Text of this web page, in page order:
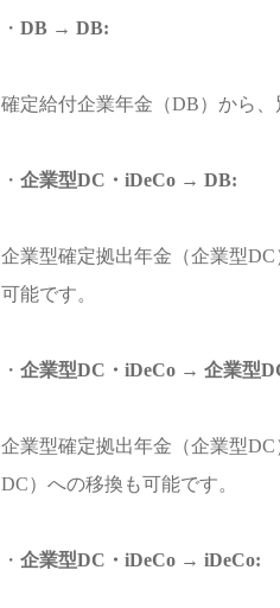
・DB → DB:
確定給付企業年金（DB）から
・企業型DC・iDeCo → DB:
企業型確定拠出年金（企業型
可能です。
・企業型DC・iDeCo → 企業型
企業型確定拠出年金（企業型
DC）への移換も可能です。
・企業型DC・iDeCo → iDeCo: